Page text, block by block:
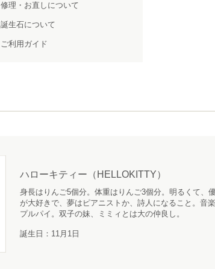
修理・お直しについて
誕生石について
ご利用ガイド
ハローキティー（HELLOKITTY）
身長はりんご5個分。体重はりんご3個分。明るくて、
が大好きで、夢はピアニストか、詩人になること。音
プルパイ。双子の妹、ミミィとは大の仲良し。
誕生日：11月1日